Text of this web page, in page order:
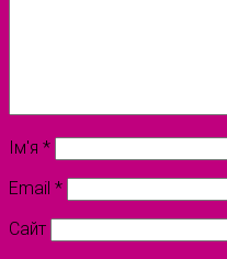
Ім'я *
Email *
Сайт